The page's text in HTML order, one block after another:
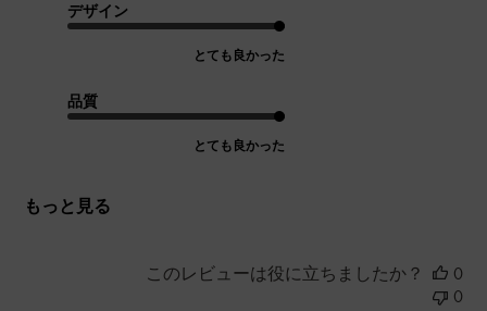
デザイン
とても良かった
品質
とても良かった
もっと見る
このレビューは役に立ちましたか？
0
0